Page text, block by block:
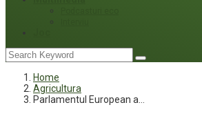
Home
Agricultura
Parlamentul European a…